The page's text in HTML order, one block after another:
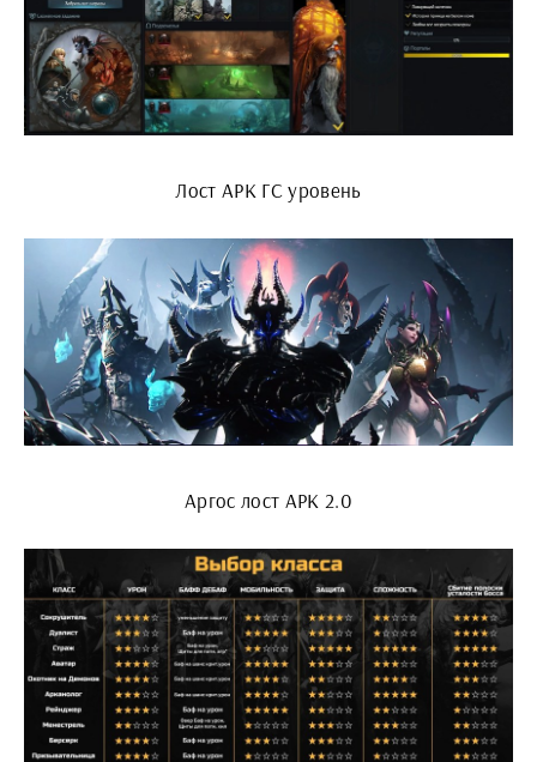
Лост АРК ГС уровень
Аргос лост АРК 2.0